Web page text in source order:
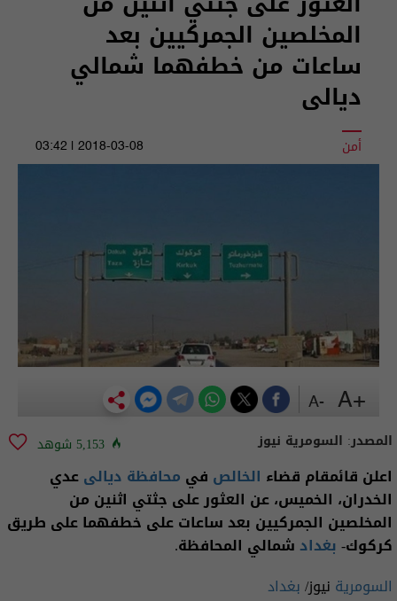
المخلصين الجمركيين بعد
ساعات من خطفهما شمالي
ديالى
أمن 2018-03-08 | 03:42
المصدر: السومرية نيوز 5,153 شوهد
اعلن قائمقام قضاء الخالص في محافظة ديالىعدي
الخدران، الخميس، عن العثور على جثتي اثنين من
المخلصين الجمركيين بعد ساعات على خطفهما على طريق
كركوك-بغدادشمالي المحافظة.
السومرية نيوز/بغداد
+A
-A